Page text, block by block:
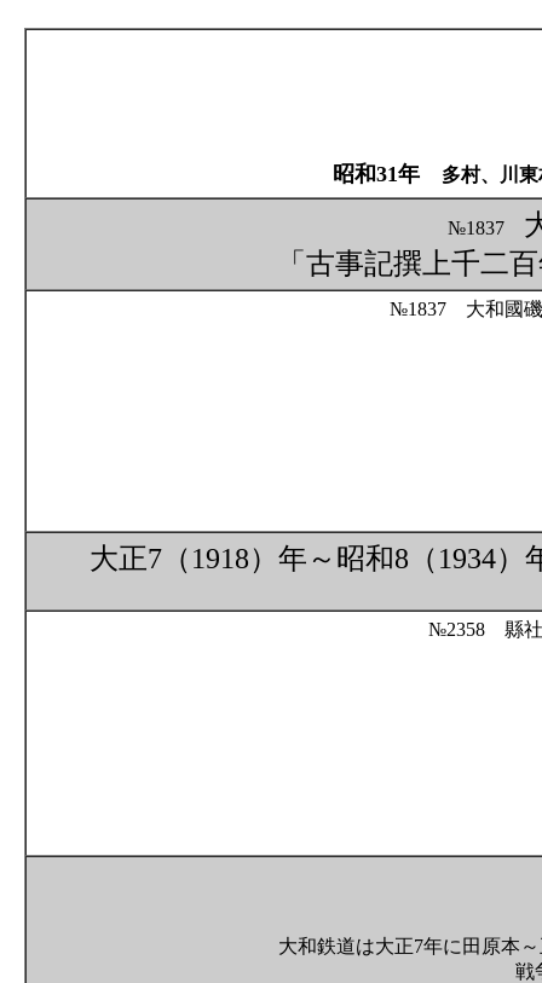
昭和31年 多村、川
№1837
「古事記撰上千二
№1837 大和國磯
大正7（1918）年～昭和8（
№2358 縣
大和鉄道は大正7年に田原本
戦